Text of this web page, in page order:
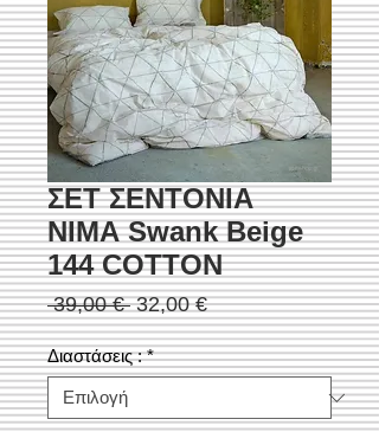
ΣΕΤ ΣΕΝΤΟΝΙΑ
ΝΙΜΑ Swank Beige
144 COTTON
39,00 € Κανονική
τιμή
32,00 €Τιμή
Έκπτωσης
Διαστάσεις : *